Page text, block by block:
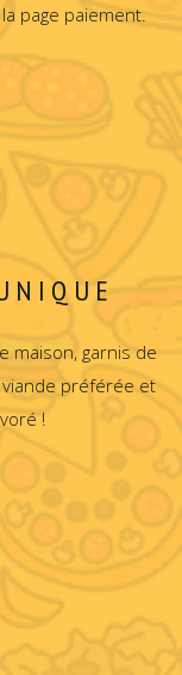
page paiement.
maison, garnis de
préférée et
!